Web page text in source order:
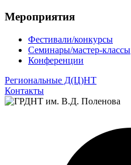
Мероприятия
Фестивали/конкурсы
Семинары/мастер-классы
Конференции
Региональные Д(Ц)НТ
Контакты